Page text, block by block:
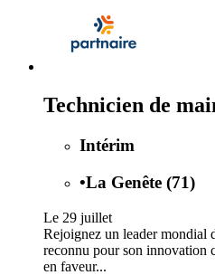
Technicien de
Intérim
•La Genête (71)
Le 29 juillet
Rejoignez un leader mondial
reconnu pour son innovation
en faveur...